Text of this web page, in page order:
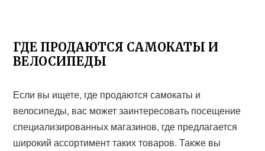
ГДЕ ПРОДАЮТСЯ САМОКАТЫ И
ВЕЛОСИПЕДЫ
Если вы ищете, где продаются самокаты и
велосипеды, вас может заинтересовать посещение
специализированных магазинов, где предлагается
широкий ассортимент таких товаров. Также вы